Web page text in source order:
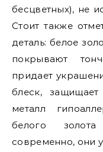
бесцветных), не
Стоит также
деталь: белое
покрывают
придает
блеск,
металл
белого
современно, они